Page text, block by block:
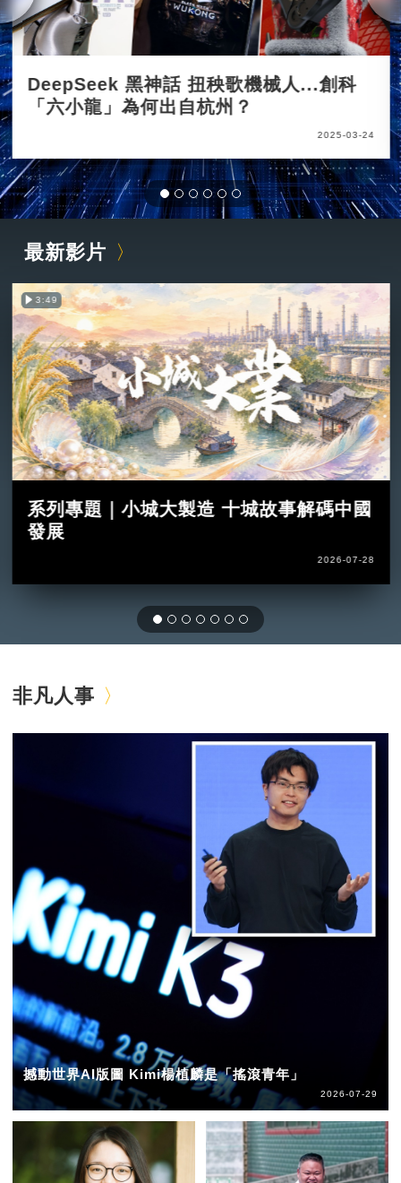
DeepSeek 黑神話 扭秧歌機械人...創科
「六小龍」為何出自杭州？
2025-03-24
最新影片
3:49
系列專題｜小城大製造 十城故事解碼中國
發展
2026-07-28
非凡人事
撼動世界AI版圖 Kimi楊植麟是「搖滾青年」
2026-07-29